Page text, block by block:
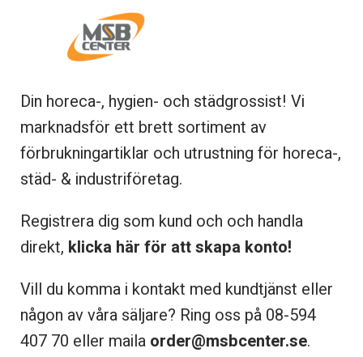
Din horeca-, hygien- och städgrossist! Vi
marknadsför ett brett sortiment av
förbrukningartiklar och utrustning för horeca-,
städ- & industriföretag.
Registrera dig som kund och och handla
direkt, klicka här för att skapa konto!
Vill du komma i kontakt med kundtjänst eller
någon av våra säljare? Ring oss på 08-594
407 70 eller maila order@msbcenter.se.